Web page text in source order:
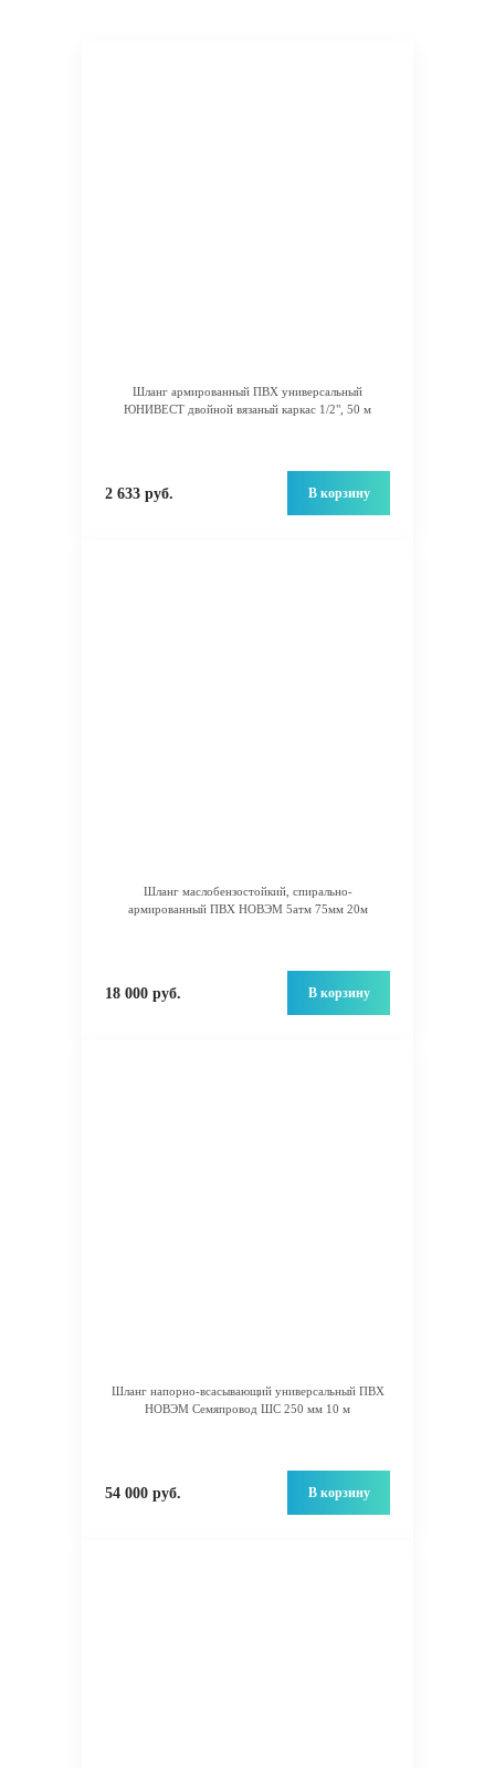
Шланг армированный ПВХ универсальный
ЮНИВЕСТ двойной вязаный каркас 1/2", 50 м
2 633 руб. В корзину
Шланг маслобензостойкий, спирально-
армированный ПВХ НОВЭМ 5атм 75мм 20м
18 000 руб. В корзину
Шланг напорно-всасывающий универсальный ПВХ
НОВЭМ Семяпровод ШС 250 мм 10 м
54 000 руб. В корзину